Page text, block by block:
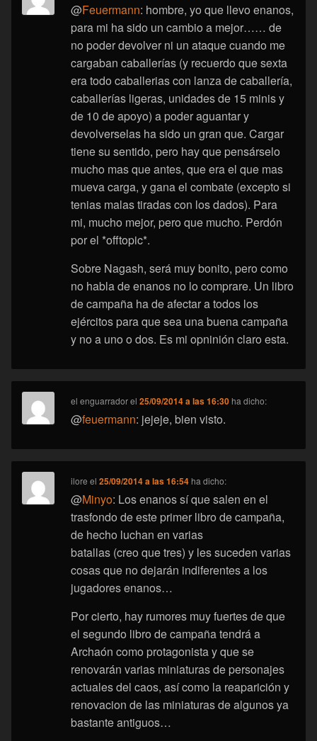
@Feuermann: hombre, yo que llevo enanos,
para mi ha sido un cambio a mejor…… de
no poder devolver ni un ataque cuando me
cargaban caballerías (y recuerdo que sexta
era todo caballerias con lanza de caballería,
caballerías ligeras, unidades de 15 minis y
de 10 de apoyo) a poder aguantar y
devolverselas ha sido un gran que. Cargar
tiene su sentido, pero hay que pensárselo
mucho mas que antes, que era el que mas
mueva carga, y gana el combate (excepto si
tenias malas tiradas con los dados). Para
mi, mucho mejor, pero que mucho. Perdón
por el *offtopic*.
Sobre Nagash, será muy bonito, pero como
no habla de enanos no lo comprare. Un libro
de campaña ha de afectar a todos los
ejércitos para que sea una buena campaña
y no a uno o dos. Es mi opninión claro esta.
el enguarradorel25/09/2014 a las 16:30 ha dicho:
@feuermann: jejeje, bien visto.
ilore el25/09/2014 a las 16:54 ha dicho:
@Minyo: Los enanos sí que salen en el
trasfondo de este primer libro de campaña,
de hecho luchan en varias
batallas (creo que tres) y les suceden varias
cosas que no dejarán indiferentes a los
jugadores enanos…
Por cierto, hay rumores muy fuertes de que
el segundo libro de campaña tendrá a
Archaón como protagonista y que se
renovarán varias miniaturas de personajes
actuales del caos, así como la reaparición y
renovacion de las miniaturas de algunos ya
bastante antiguos…